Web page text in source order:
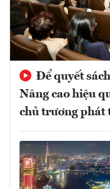
Để quyết
Nâng cao hiệu
chủ trương phát